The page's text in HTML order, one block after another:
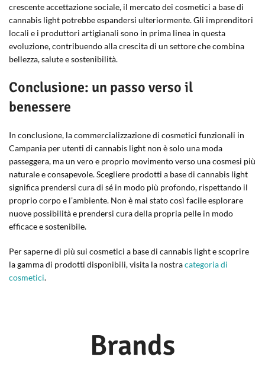
crescente accettazione sociale, il mercato dei cosmetici a base di
cannabis light potrebbe espandersi ulteriormente. Gli imprenditori
locali e i produttori artigianali sono in prima linea in questa
evoluzione, contribuendo alla crescita di un settore che combina
bellezza, salute e sostenibilità.
Conclusione: un passo verso il
benessere
In conclusione, la commercializzazione di cosmetici funzionali in
Campania per utenti di cannabis light non è solo una moda
passeggera, ma un vero e proprio movimento verso una cosmesi più
naturale e consapevole. Scegliere prodotti a base di cannabis light
significa prendersi cura di sé in modo più profondo, rispettando il
proprio corpo e l’ambiente. Non è mai stato così facile esplorare
nuove possibilità e prendersi cura della propria pelle in modo
efficace e sostenibile.
Per saperne di più sui cosmetici a base di cannabis light e scoprire
la gamma di prodotti disponibili, visita la nostracategoria di
cosmetici.
Brands